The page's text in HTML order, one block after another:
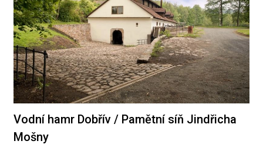
Vodní hamr Dobřív / Pamětní síň Jindřicha
Mošny